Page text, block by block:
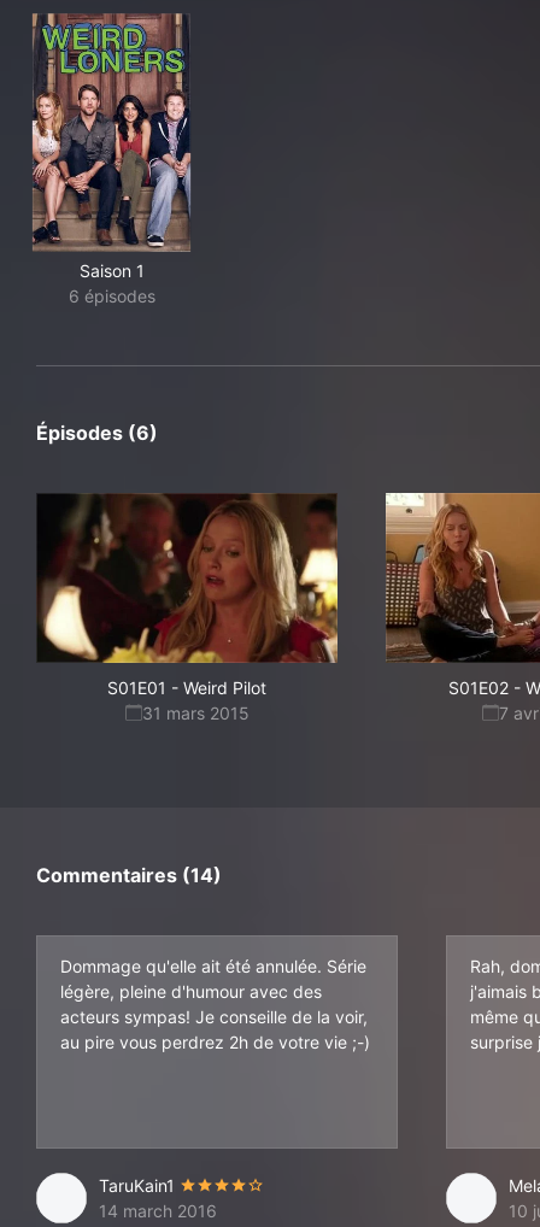
Saison 1
6 épisodes
Épisodes (6)
S01E01 - Weird Pilot
31 mars 2015
S01E02-
7
Commentaires (14)
Dommage qu'elle ait été annulée. Série
légère, pleine d'humour avec des
acteurs sympas! Je conseille de la voir,
au pire vous perdrez 2h de votre vie ;-)
TaruKain1
14 march 2016
Rah,
j'aimais
même
surprise
10